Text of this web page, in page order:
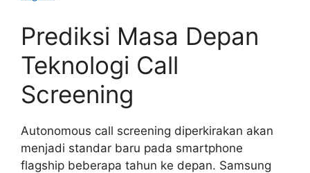
Prediksi Masa Depan
Teknologi Call
Screening
Autonomous call screening diperkirakan akan
menjadi standar baru pada smartphone
flagship beberapa tahun ke depan. Samsung